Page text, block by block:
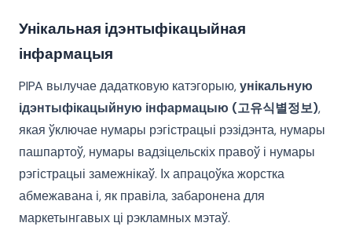
Унікальная ідэнтыфікацыйная
інфармацыя
PIPA вылучае дадатковую катэгорыю,унікальную
ідэнтыфікацыйную інфармацыю (고유식별정보),
якая ўключае нумары рэгістрацыі рэзідэнта, нумары
пашпартоў, нумары вадзіцельскіх правоў і нумары
рэгістрацыі замежнікаў. Іх апрацоўка жорстка
абмежавана і, як правіла, забаронена для
маркетынгавых ці рэкламных мэтаў.